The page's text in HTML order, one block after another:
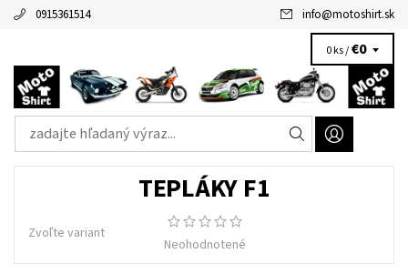
0915361514 info@motoshirt.sk
0 ks /€0
TEPLÁKY F1
Zvoľte variant
Neohodnotené